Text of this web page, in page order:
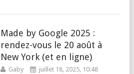
Made by Google 2025 :
rendez-vous le 20 août à
New York (et en ligne)
Gaby juillet 18, 2025, 10:48